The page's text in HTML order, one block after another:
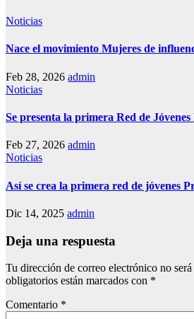
Noticias
Nace el movimiento Mujeres de
Feb 28, 2026 admin
Noticias
Se presenta la primera Red de
Feb 27, 2026 admin
Noticias
Así se crea la primera red de jóvenes
Dic 14, 2025 admin
Deja una respuesta
Tu dirección de correo electrónico no
obligatorios están marcados con *
Comentario *